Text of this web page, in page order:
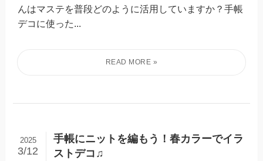
んはマステを普段どのように活用していますか？手帳
デコに使った...
手帳にニットを編もう！春カラーでイラ
ストデコ♫
2025
3/12